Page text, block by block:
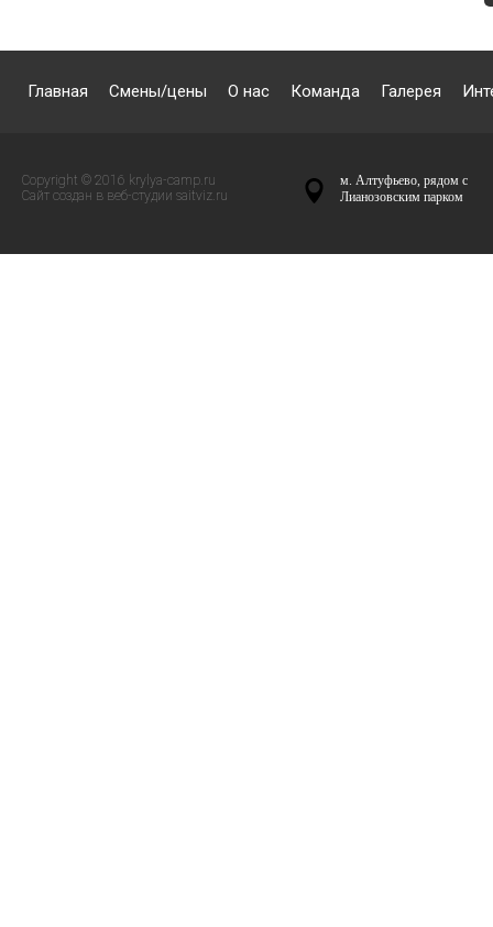
Главная Смены/цены О нас Команда Галерея
Copyright © 2016 krylya-camp.ru
Сайт создан в веб-студии saitviz.ru
м. Алтуфьево, рядом с
Лианозовским парком